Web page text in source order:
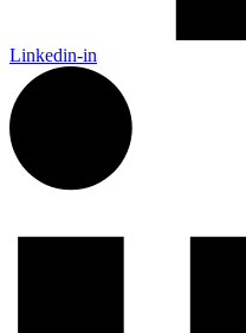
Linkedin-in